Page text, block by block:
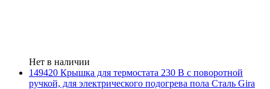
Нет в наличии
149420 Крышка для термостата 230 В с поворотной
ручкой, для электрического подогрева пола Сталь Gira